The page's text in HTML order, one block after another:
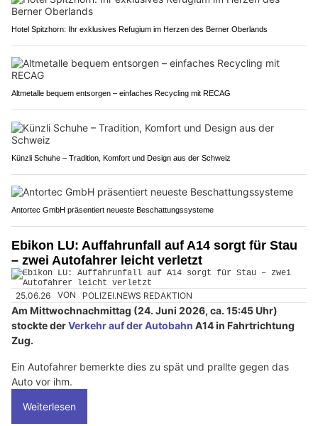
Hotel Spitzhorn: Ihr exklusives Refugium im Herzen des Berner Oberlands
Altmetalle bequem entsorgen – einfaches Recycling mit RECAG
Künzli Schuhe – Tradition, Komfort und Design aus der Schweiz
Antortec GmbH präsentiert neueste Beschattungssysteme
Ebikon LU: Auffahrunfall auf A14 sorgt für Stau
– zwei Autofahrer leicht verletzt
25.06.26 VON POLIZEI.NEWS REDAKTION
Am Mittwochnachmittag (24. Juni 2026, ca. 15:45 Uhr)
stockte derVerkehr auf der Autobahn A14 in Fahrtrichtung
Zug.
Ein Autofahrer bemerkte dies zu spät und prallte gegen das
Auto vor ihm.
Weiterlesen